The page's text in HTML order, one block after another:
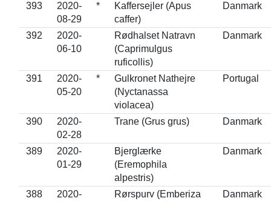
393
2020-
08-29
*
Kaffersejler (Apus
caffer)
Danmark
392
2020-
06-10
Rødhalset Natravn
(Caprimulgus
ruficollis)
Danmark
391
2020-
05-20
*
Gulkronet Nathejre
(Nyctanassa
violacea)
Portugal
390
2020-
02-28
Trane (Grus grus) Danmark
389
2020-
01-29
Bjerglærke
(Eremophila
alpestris)
Danmark
388
2020-
Rørspurv (Emberiza
Danmark